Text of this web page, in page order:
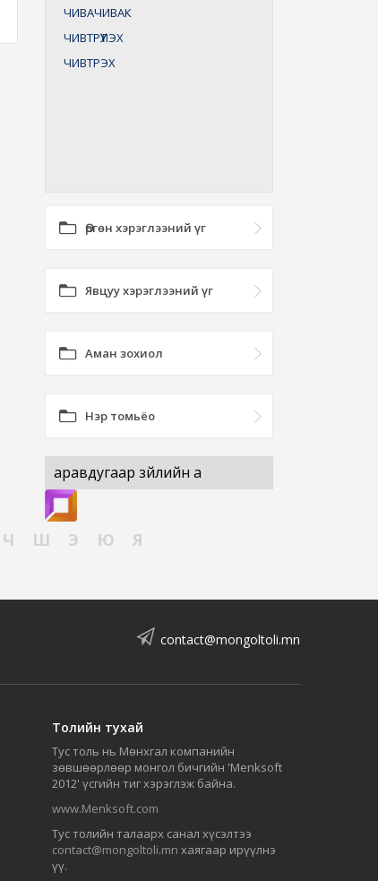
ЧИВАЧИВАК
ЧИВТРҮҮЛЭХ
ЧИВТРЭХ
Өргөн хэрэглээний үг
Явцуу хэрэглээний үг
Аман зохиол
Нэр томьёо
аравдугаар зүйлийн а
Ч Ш Э Ю Я
contact@mongoltoli.mn
Толийн тухай
Тус толь нь Мөнхгал компанийн
зөвшөөрлөөр монгол бичгийн 'Menksoft
2012' үсгийн тиг хэрэглэж байна.
www.Menksoft.com
Тус толийн талаарх санал хүсэлтээ
contact@mongoltoli.mn хаягаар ирүүлнэ
үү.